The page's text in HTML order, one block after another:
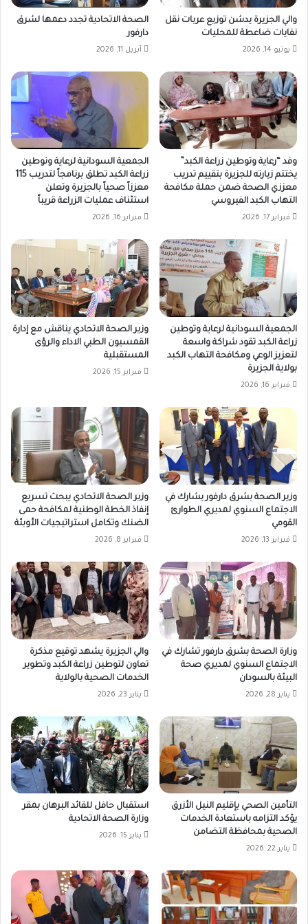
والي الجزيرة يدشن توزيع عربات نقل
نفايات ضاعطة للمحليات
يونيو 14, 2026
الصحة الاتحادية تجدد دعمها لشرق
دارفور
أبريل 11, 2026
وفد “رعاية وتوطين زراعة الكبد”
يختتم زيارته للجزيرة بتقييم تدريب
معززي الصحة ضمن حملة مكافحة
التهاب الكبد الفيروسي
فبراير 17, 2026
الجمعية السودانية لرعاية وتوطين
زراعة الكبد تطلق برنامجاً لتدريب 115
معززاً صحياً بالجزيرة وتعلن
استئناف عمليات الزراعة قريباً
فبراير 16, 2026
الجمعية السودانية لرعاية وتوطين
زراعة الكبد تقود شراكة واسعة
لتعزيز الوعي ومكافحة التهاب الكبد
بولاية الجزيرة
فبراير 16, 2026
وزير الصحة الاتحادي يناقش مع إدارة
القمسيون الطبي الاداء والرؤى
المستقبلية
فبراير 15, 2026
وزير الصحة بشرق دارفور يشارك في
الاجتماع السنوي لمديري الطوارئ
القومي
فبراير 13, 2026
وزير الصحة الاتحادي يبحث تسريع
إنفاذ الخطة الوطنية لمكافحة حمى
الضنك وتكامل استراتيجيات الأوبئة
فبراير 8, 2026
وزارة الصحة بشرق دارفور تشارك في
الاجتماع السنوي لمديري صحة
البيئة بالسودان
يناير 28, 2026
والي الجزيرة يشهد توقيع مذكرة
تعاون لتوطين زراعة الكبد وتطوير
الخدمات الصحية بالولاية
يناير 23, 2026
التأمين الصحي بإقليم النيل الأزرق
يؤكد التزامه باستعادة الخدمات
الصحية بمحافظة التضامن
يناير 22, 2026
استقبال حافل للقائد البرهان بمقر
وزارة الصحة الاتحادية
يناير 15, 2026